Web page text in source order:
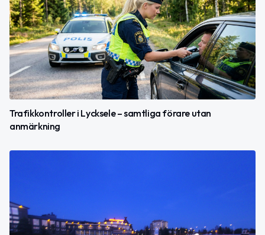
Trafikkontroller i Lycksele – samtliga förare utan
anmärkning